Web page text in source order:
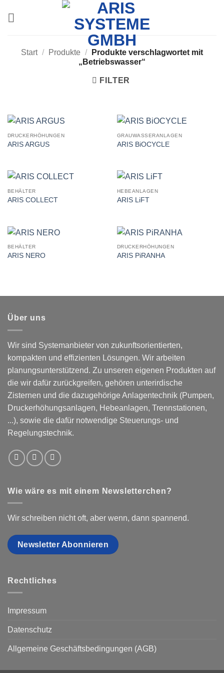
Start / Produkte /
Produkte verschlagwortet mit
„Betriebswasser“
FILTER
DRUCKERHÖHUNGEN
ARIS ARGUS
GRAUWASSERANLAGEN
ARIS BiOCYCLE
BEHÄLTER
ARIS COLLECT
HEBEANLAGEN
ARIS LiFT
BEHÄLTER
ARIS NERO
DRUCKERHÖHUNGEN
ARIS PiRANHA
Über uns
Wir sind Systemanbieter von zukunftsorientierten,
kompakten und effizienten Lösungen. Wir arbeiten
planungsunterstützend. Zu unseren eigenen Produkten auf
die wir dafür zurückgreifen, gehören unterirdische
Zisternen und die dazugehörige Anlagentechnik (Pumpen,
Druckerhöhungsanlagen, Hebeanlagen, Trennstationen,
...), sowie die dafür notwendige Steuerungs- und
Regelungstechnik.
Wie wäre es mit einem Newsletterchen?
Wir schreiben nicht oft, aber wenn, dann spannend.
Newsletter Abonnieren
Rechtliches
Impressum
Datenschutz
Allgemeine Geschäftsbedingungen (AGB)